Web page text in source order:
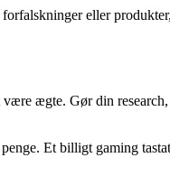
eller
ægte. Gør din research,
Et billigt gaming